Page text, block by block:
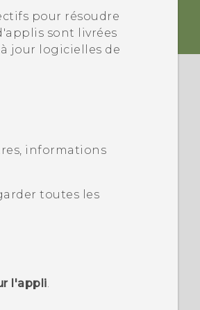
pour résoudre
sont livrées
jour logicielles de
informations
toutes les
l'appli